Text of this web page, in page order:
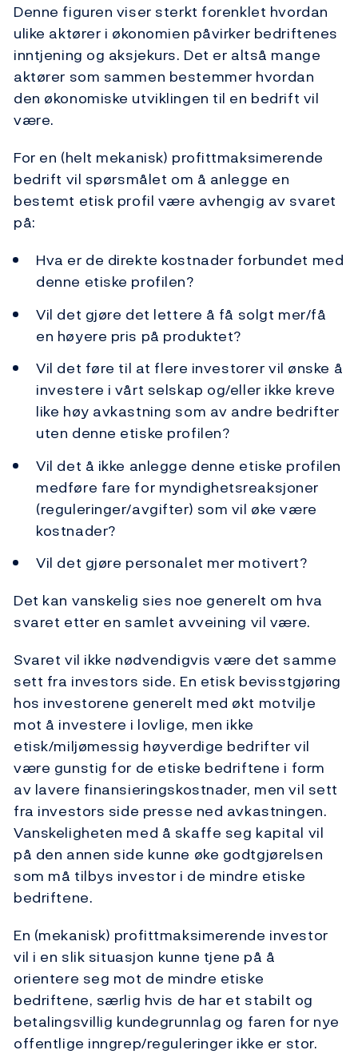
Denne figuren viser sterkt forenklet hvordan
ulike aktører i økonomien påvirker bedriftenes
inntjening og aksjekurs. Det er altså mange
aktører som sammen bestemmer hvordan
den økonomiske utviklingen til en bedrift vil
være.
For en (helt mekanisk) profittmaksimerende
bedrift vil spørsmålet om å anlegge en
bestemt etisk profil være avhengig av svaret
på:
Hva er de direkte kostnader forbundet med
denne etiske profilen?
Vil det gjøre det lettere å få solgt mer/få
en høyere pris på produktet?
Vil det føre til at flere investorer vil ønske å
investere i vårt selskap og/eller ikke kreve
like høy avkastning som av andre bedrifter
uten denne etiske profilen?
Vil det å ikke anlegge denne etiske profilen
medføre fare for myndighetsreaksjoner
(reguleringer/avgifter) som vil øke være
kostnader?
Vil det gjøre personalet mer motivert?
Det kan vanskelig sies noe generelt om hva
svaret etter en samlet avveining vil være.
Svaret vil ikke nødvendigvis være det samme
sett fra investors side. En etisk bevisstgjøring
hos investorene generelt med økt motvilje
mot å investere i lovlige, men ikke
etisk/miljømessig høyverdige bedrifter vil
være gunstig for de etiske bedriftene i form
av lavere finansieringskostnader, men vil sett
fra investors side presse ned avkastningen.
Vanskeligheten med å skaffe seg kapital vil
på den annen side kunne øke godtgjørelsen
som må tilbys investor i de mindre etiske
bedriftene.
En (mekanisk) profittmaksimerende investor
vil i en slik situasjon kunne tjene på å
orientere seg mot de mindre etiske
bedriftene, særlig hvis de har et stabilt og
betalingsvillig kundegrunnlag og faren for nye
offentlige inngrep/reguleringer ikke er stor.